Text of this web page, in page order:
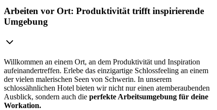
Arbeiten vor Ort: Produktivität trifft inspirierende
Umgebung
Willkommen an einem Ort, an dem Produktivität und Inspiration
aufeinandertreffen. Erlebe das einzigartige Schlossfeeling an einem
der vielen malerischen Seen von Schwerin. In unserem
schlossähnlichen Hotel bieten wir nicht nur einen atemberaubenden
Ausblick, sondern auch die perfekte Arbeitsumgebung für deine
Workation.